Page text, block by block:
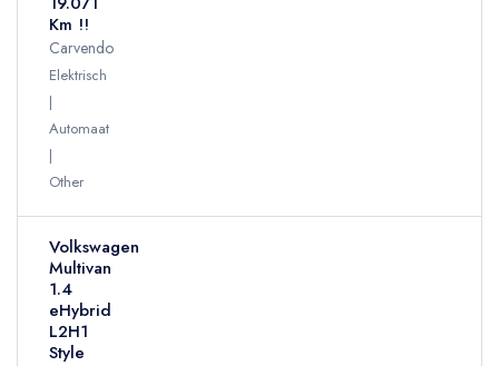
Km !!
Carvendo
Elektrisch
Automaat
Other
Volkswagen
Multivan
1.4
eHybrid
L2H1
Style